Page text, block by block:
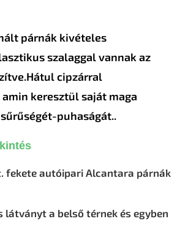
párnák kivételes
szalaggal vannak az
Hátul cipzárral
keresztül saját maga
puhaságát..
fekete autóipari Alcantara párnák
látványt a belső térnek és egyben